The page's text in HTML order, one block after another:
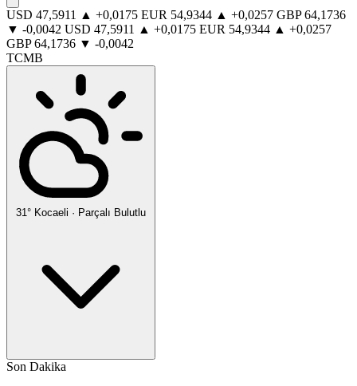
USD 47,5911 ▲ +0,0175 EUR 54,9344 ▲ +0,0257 GBP 64,1736
▼ -0,0042 USD 47,5911 ▲ +0,0175 EUR 54,9344 ▲ +0,0257
GBP 64,1736 ▼ -0,0042
TCMB
31° Kocaeli · Parçalı Bulutlu
Son Dakika